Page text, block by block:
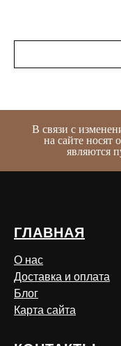
В связи с
на сайте носят
являются
ГЛАВНАЯ
О нас
Доставка и оплата
Блог
Карта сайта